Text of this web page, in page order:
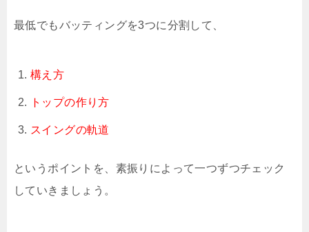
最低でもバッティングを3つに分割して、
構え方
トップの作り方
スイングの軌道
というポイントを、素振りによって一つずつチェック
していきましょう。